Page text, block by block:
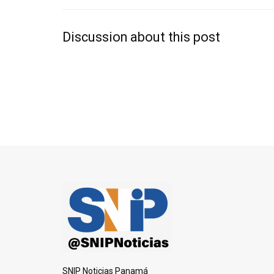
Discussion about this post
SNIP Noticias Panamá